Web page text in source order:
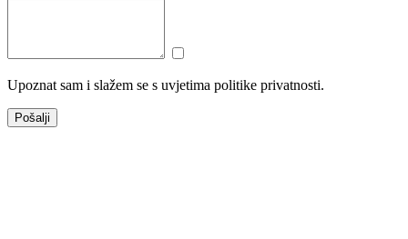
Upoznat sam i slažem se s uvjetima politike privatnosti.
Pošalji